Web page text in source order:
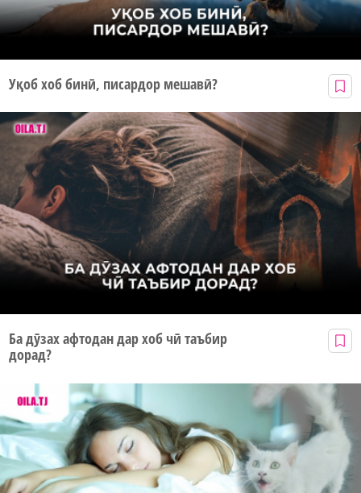
Уқоб хоб бинӣ, писардор мешавӣ?
Ба дӯзах афтодан дар хоб чӣ таъбир
дорад?